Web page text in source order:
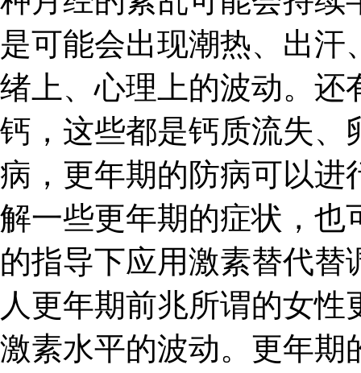
是可能会出现潮热、出
绪上、心理上的波动。还
钙，这些都是钙质流失、
病，更年期的防病可以进
解一些更年期的症状，也
的指导下应用激素替代替
人更年期前兆所谓的女
激素水平的波动。更年期